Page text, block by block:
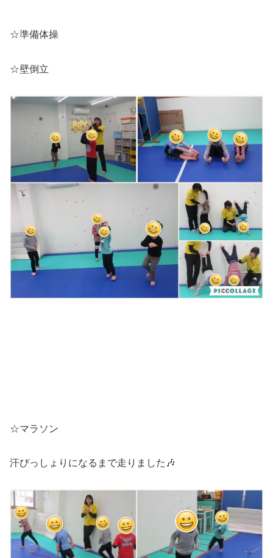
☆準備体操
☆壁倒立
☆マラソン
汗びっしょりになるまで走りました🎶